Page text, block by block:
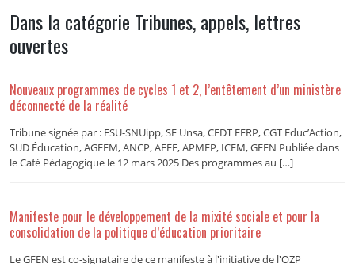
Dans la catégorie Tribunes, appels, lettres
ouvertes
Nouveaux programmes de cycles 1 et 2, l’entêtement d’un ministère
déconnecté de la réalité
Tribune signée par : FSU-SNUipp, SE Unsa, CFDT EFRP, CGT Educ’Action,
SUD Éducation, AGEEM, ANCP, AFEF, APMEP, ICEM, GFEN Publiée dans
le Café Pédagogique le 12 mars 2025 Des programmes au […]
Manifeste pour le développement de la mixité sociale et pour la
consolidation de la politique d’éducation prioritaire
Le GFEN est co-signataire de ce manifeste à l'initiative de l'OZP